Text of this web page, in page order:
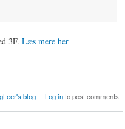
3F. Læs mere her
blog Log into post comments